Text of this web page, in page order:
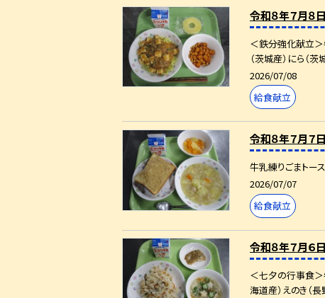
令和８年７月８日
＜鉄分強化献立＞
（茨城産）にら（
2026/07/08
給食献立
令和８年７月７日
牛乳練りごまトー
2026/07/07
給食献立
令和８年７月６日
＜七夕の行事食＞
海道産）えのき（長